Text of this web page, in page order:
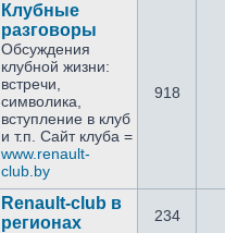
Клубные
разговоры
Обсуждения
клубной жизни:
встречи,
символика,
вступление в клуб
и т.п. Сайт клуба =
www.renault-
club.by
918
Renault-club в
регионах
234